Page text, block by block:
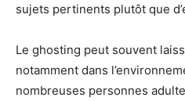
sujets pertinents plutôt que
Le ghosting peut souvent
notamment dans
nombreuses personnes